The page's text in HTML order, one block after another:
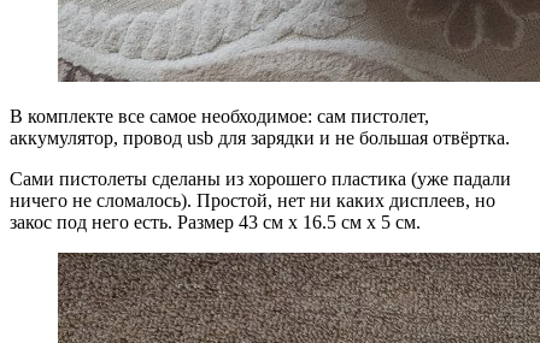
В комплекте все самое необходимое: сам пистолет,
аккумулятор, провод usb для зарядки и не большая отвёртка.
Сами пистолеты сделаны из хорошего пластика (уже падали
ничего не сломалось). Простой, нет ни каких дисплеев, но
закос под него есть. Размер 43 см х 16.5 см х 5 см.